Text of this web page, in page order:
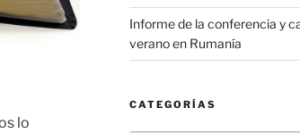
lo
Informe de la conferencia y
verano en Rumanía
CATEGORÍAS